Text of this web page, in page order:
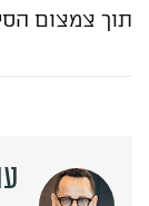
תוך צמצום